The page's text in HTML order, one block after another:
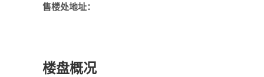
售楼处地址：
楼盘概况